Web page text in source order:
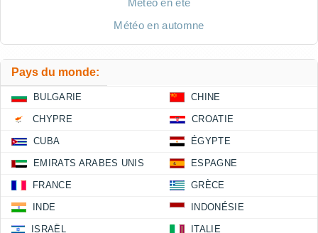
Météo en été
Météo en automne
Pays du monde:
BULGARIE CHINE
CHYPRE CROATIE
CUBA ÉGYPTE
EMIRATS ARABES UNIS ESPAGNE
FRANCE GRÈCE
INDE INDONÉSIE
ISRAËL ITALIE